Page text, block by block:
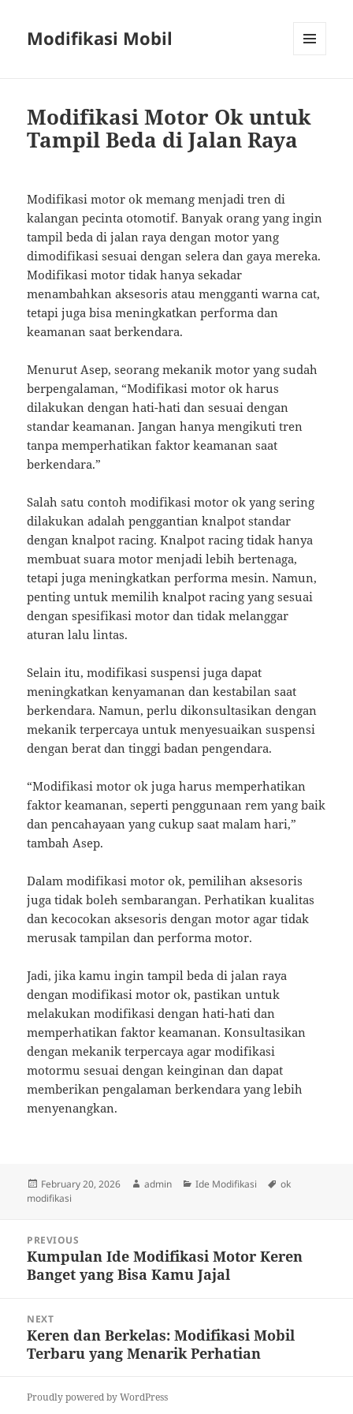
Modifikasi Mobil
Modifikasi Motor Ok untuk
Tampil Beda di Jalan Raya
Modifikasi motor ok memang menjadi tren di
kalangan pecinta otomotif. Banyak orang yang ingin
tampil beda di jalan raya dengan motor yang
dimodifikasi sesuai dengan selera dan gaya mereka.
Modifikasi motor tidak hanya sekadar
menambahkan aksesoris atau mengganti warna cat,
tetapi juga bisa meningkatkan performa dan
keamanan saat berkendara.
Menurut Asep, seorang mekanik motor yang sudah
berpengalaman, “Modifikasi motor ok harus
dilakukan dengan hati-hati dan sesuai dengan
standar keamanan. Jangan hanya mengikuti tren
tanpa memperhatikan faktor keamanan saat
berkendara.”
Salah satu contoh modifikasi motor ok yang sering
dilakukan adalah penggantian knalpot standar
dengan knalpot racing. Knalpot racing tidak hanya
membuat suara motor menjadi lebih bertenaga,
tetapi juga meningkatkan performa mesin. Namun,
penting untuk memilih knalpot racing yang sesuai
dengan spesifikasi motor dan tidak melanggar
aturan lalu lintas.
Selain itu, modifikasi suspensi juga dapat
meningkatkan kenyamanan dan kestabilan saat
berkendara. Namun, perlu dikonsultasikan dengan
mekanik terpercaya untuk menyesuaikan suspensi
dengan berat dan tinggi badan pengendara.
“Modifikasi motor ok juga harus memperhatikan
faktor keamanan, seperti penggunaan rem yang baik
dan pencahayaan yang cukup saat malam hari,”
tambah Asep.
Dalam modifikasi motor ok, pemilihan aksesoris
juga tidak boleh sembarangan. Perhatikan kualitas
dan kecocokan aksesoris dengan motor agar tidak
merusak tampilan dan performa motor.
Jadi, jika kamu ingin tampil beda di jalan raya
dengan modifikasi motor ok, pastikan untuk
melakukan modifikasi dengan hati-hati dan
memperhatikan faktor keamanan. Konsultasikan
dengan mekanik terpercaya agar modifikasi
motormu sesuai dengan keinginan dan dapat
memberikan pengalaman berkendara yang lebih
menyenangkan.
Posted
on
February 20, 2026 Author
admin Categories
Ide Modifikasi Tags
ok
modifikasi
navigation
PREVIOUS
Previous
post:
Kumpulan Ide Modifikasi Motor Keren
Banget yang Bisa Kamu Jajal
NEXT
Next
post:
Keren dan Berkelas: Modifikasi Mobil
Terbaru yang Menarik Perhatian
Proudly powered by WordPress